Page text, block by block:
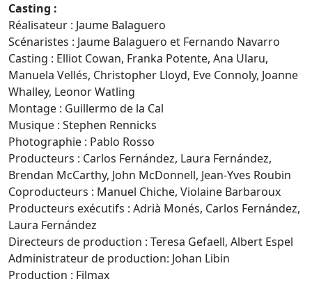
Casting :
Réalisateur : Jaume Balaguero
Scénaristes : Jaume Balaguero et Fernando Navarro
Casting : Elliot Cowan, Franka Potente, Ana Ularu,
Manuela Vellés, Christopher Lloyd, Eve Connoly, Joanne
Whalley, Leonor Watling
Montage : Guillermo de la Cal
Musique : Stephen Rennicks
Photographie : Pablo Rosso
Producteurs : Carlos Fernández, Laura Fernández,
Brendan McCarthy, John McDonnell, Jean-Yves Roubin
Coproducteurs : Manuel Chiche, Violaine Barbaroux
Producteurs exécutifs : Adrià Monés, Carlos Fernández,
Laura Fernández
Directeurs de production : Teresa Gefaell, Albert Espel
Administrateur de production: Johan Libin
Production : Filmax